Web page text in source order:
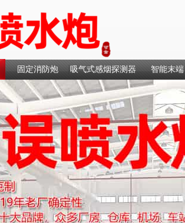
固定消防炮 吸气式感烟探测器 智能末端